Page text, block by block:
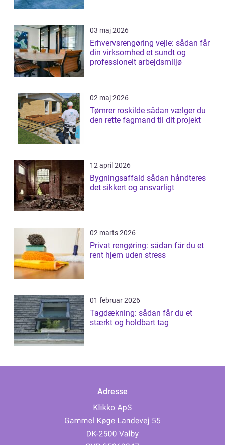
03 maj 2026
Erhvervsrengøring vejle: sådan får
din virksomhed et sundt og
professionelt arbejdsmiljø
02 maj 2026
Tømrer roskilde sådan vælger du
den rette fagmand til dit projekt
12 april 2026
Bygningsaffald sådan håndteres
det sikkert og ansvarligt
02 marts 2026
Privat rengøring: sådan får du et
rent hjem uden stress
01 februar 2026
Tagdækning: sådan får du et
stærkt og holdbart tag
Adresse